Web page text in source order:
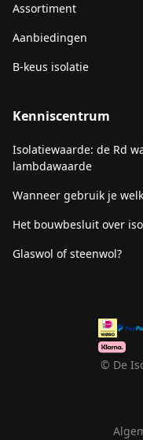
Assortiment
Aanbiedingen
B-keus isolatie
Kenniscentrum
Isolatiewaarde: de Rd
lambdawaarde
Wanneer gebruik je
Het bouwbesluit over
Glaswol of steenwol?
© De